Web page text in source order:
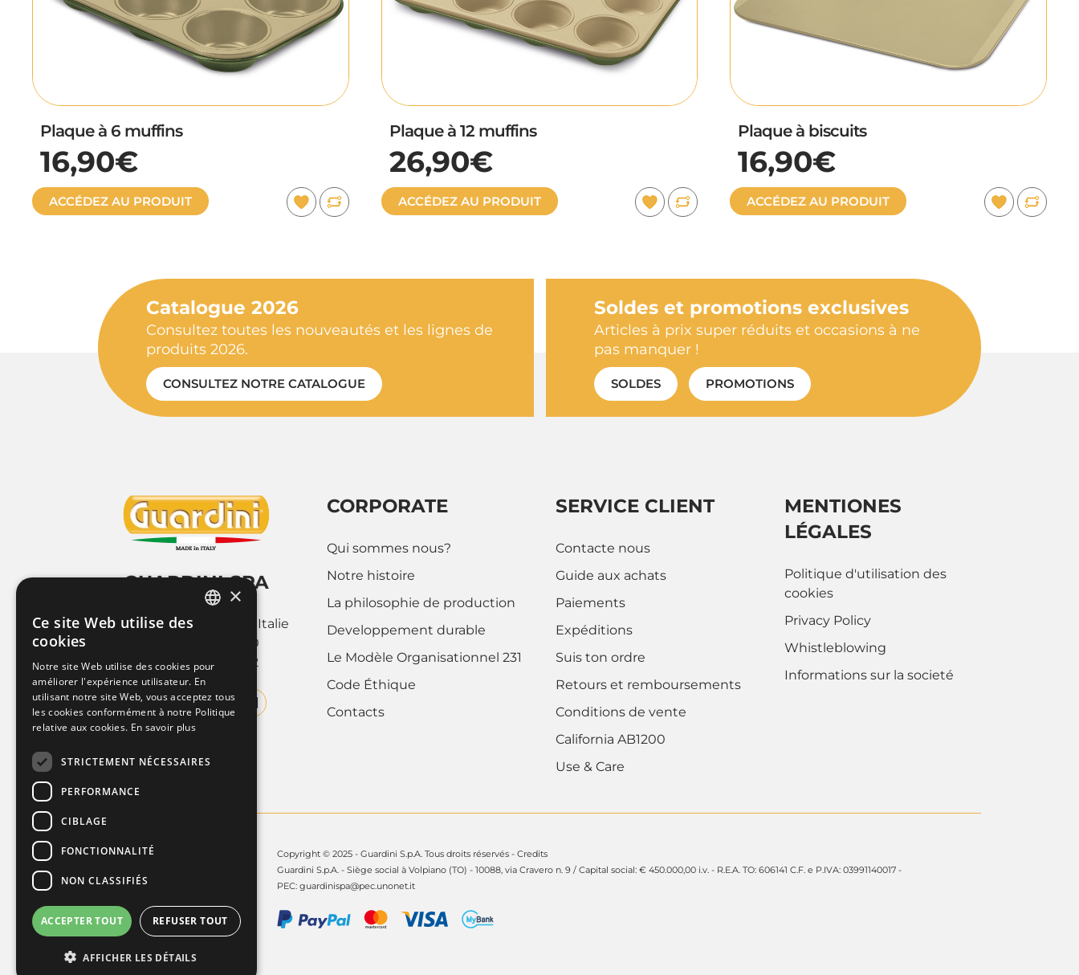
Plaque à 6 muffins
16,90€
ACCÉDEZ AU PRODUIT
Plaque à 12 muffins
26,90€
ACCÉDEZ AU PRODUIT
Plaque à biscuits
16,90€
ACCÉDEZ AU PRODUIT
Catalogue 2026
Consultez toutes les nouveautés et les lignes de
produits 2026.
CONSULTEZ NOTRE CATALOGUE
Soldes et promotions exclusives
Articles à prix super réduits et occasions à ne
pas manquer !
SOLDES PROMOTIONS
GUARDINI SPA
Via Cravero 9
10088 Volpiano (Torino), Italie
Tel. +39 011.9952890
Fax +39 011.9952142
CORPORATE
Qui sommes nous?
Notre histoire
La philosophie de production
Developpement durable
Le Modèle Organisationnel 231
Code Éthique
Contacts
SERVICE CLIENT
Contacte nous
Guide aux achats
Paiements
Expéditions
Suis ton ordre
Retours et remboursements
Conditions de vente
California AB1200
Use & Care
MENTIONES
LÉGALES
Politique d'utilisation des
cookies
Privacy Policy
Whistleblowing
Informations sur la societé
Copyright © 2025 - Guardini S.p.A. Tous droits réservés - Credits
Guardini S.p.A. - Siège social à Volpiano (TO) - 10088, via Cravero n. 9 / Capital social: € 450.000,00 i.v. - R.E.A. TO: 606141 C.F. e P.IVA: 03991140017 -
PEC: guardinispa@pec.unonet.it
×
Ce site Web utilise des
cookies
Notre site Web utilise des cookies pour
améliorer l'expérience utilisateur. En
utilisant notre site Web, vous acceptez tous
les cookies conformément à notre Politique
relative aux cookies. En savoir plus
STRICTEMENT NÉCESSAIRES
PERFORMANCE
CIBLAGE
FONCTIONNALITÉ
NON CLASSIFIÉS
ACCEPTER TOUT REFUSER TOUT
AFFICHER LES DÉTAILS